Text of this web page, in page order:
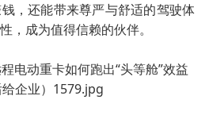
，还能带来尊严与舒适的驾驶体
，成为值得信赖的伙伴。